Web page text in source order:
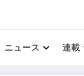
ニュース 連載